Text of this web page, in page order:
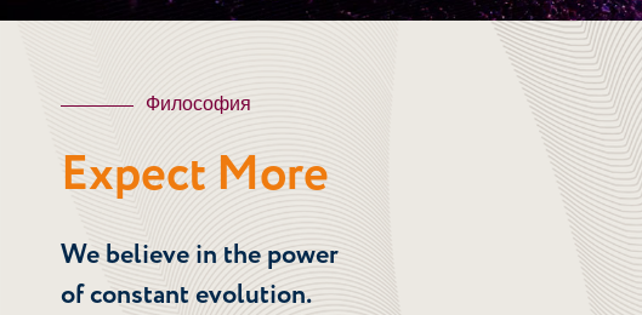
Философия
Expect More
We believe in the power
of constant evolution.